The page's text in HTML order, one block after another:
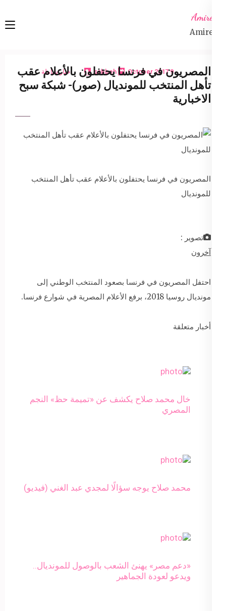
content
Enter)
Amireta
Amireta
9 October 2017
sabbeh اخبار شاملة
المصريون في فرنسا يحتفلون بالأعلام عقب
تأهل المنتخب للمونديال (صور)- شبكة سبح
الاخبارية
المصريون في فرنسا يحتفلون بالأعلام عقب تأهل المنتخب
للمونديال
تصوير :
آخرون
احتفل المصريون في فرنسا بصعود المنتخب الوطني إلى
مونديال روسيا 2018، برفع الأعلام المصرية في شوارع فرنسا.
أخبار متعلقة
خال محمد صلاح يكشف عن «تميمة حظ» النجم
المصري
محمد صلاح يوجه سؤالًا لمجدي عبد الغني (فيديو)
‎«دعم مصر» يهنئ الشعب بالوصول للمونديال..
ويدعو لعودة الجماهير